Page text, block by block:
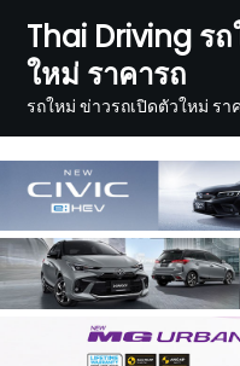
content
Thai Driving ร
ใหม่ ราคารถ
รถใหม่ ข่าวรถเปิดตัวใหม่ รา